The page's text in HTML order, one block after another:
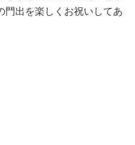
門出を楽しくお祝いしてあ